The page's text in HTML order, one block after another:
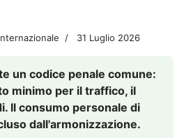
31 Luglio 2026
un codice penale comune:
minimo per il traffico, il
Il consumo personale di
dall'armonizzazione.